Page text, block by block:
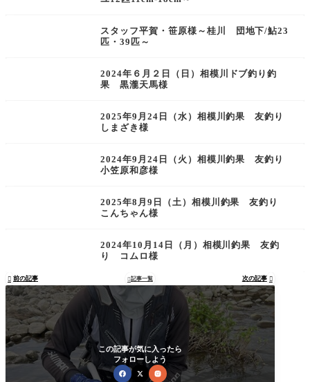
スタッフ平賀・笹原様～桂川 団地下/鮎23
匹・39匹～
2024年６月２日（日）相模川ドブ釣り釣
果 黒瀧天馬様
2025年9月24日（水）相模川釣果 友釣り
しまざき様
2024年9月24日（火）相模川釣果 友釣り
小笠原和彦様
2025年8月9日（土）相模川釣果 友釣り
こんちゃん様
2024年10月14日（月）相模川釣果 友釣
り コムロ様
 前の記事 記事一覧 次の記事 
この記事が気に入ったら
フォローしよう